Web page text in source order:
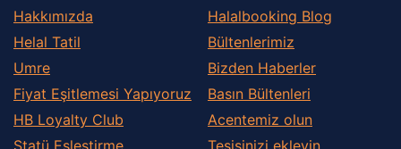
Hakkımızda
Helal Tatil
Umre
Fiyat Eşitlemesi Yapıyoruz
HB Loyalty Club
Statü Eşleştirme
Halalbooking Blog
Bültenlerimiz
Bizden Haberler
Basın Bültenleri
Acentemiz olun
Tesisinizi ekleyin